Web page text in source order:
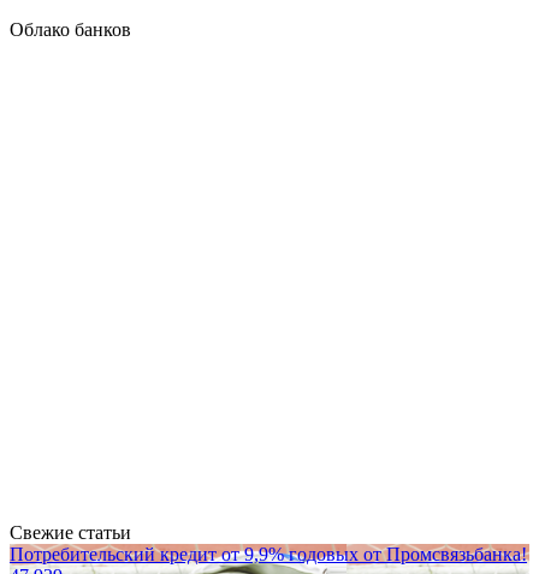
Облако банков
Свежие статьи
Потребительский кредит от 9,9% годовых от Промсвязьбанка!